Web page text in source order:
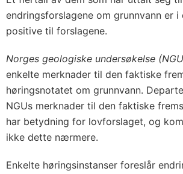
endringsforslagene om grunnvann er
positive til forslagene.
Norges geologiske undersøkelse
enkelte merknader til den faktiske
høringsnotatet om grunnvann.
NGUs merknader til den faktiske
har betydning for lovforslaget, og
ikke dette nærmere.
Enkelte høringsinstanser foreslår